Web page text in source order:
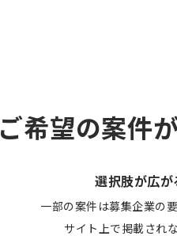
ご希望の案件
選択肢が広が
一部の案件は募集企業の
サイト上で掲載され